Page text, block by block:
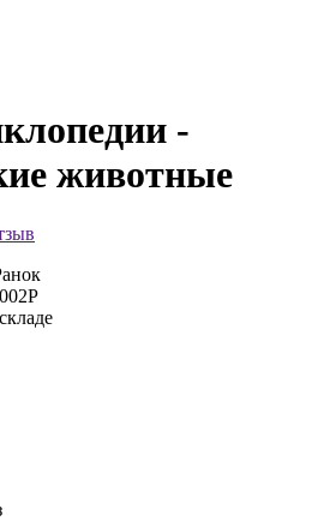
-
животные